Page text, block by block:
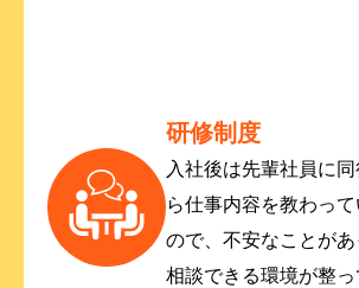
研修制度
入社後は先輩社員に
ら仕事内容を教わっ
ので、不安なことが
相談できる環境が整っ